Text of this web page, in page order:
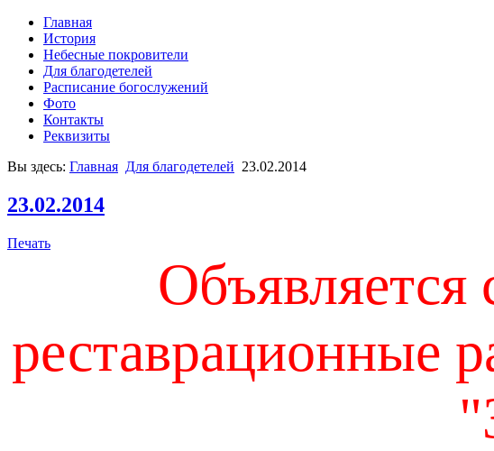
Главная
История
Небесные покровители
Для благодетелей
Расписание богослужений
Фото
Контакты
Реквизиты
Вы здесь: Главная Для благодетелей 23.02.2014
23.02.2014
Печать
Объявляется
реставрационные